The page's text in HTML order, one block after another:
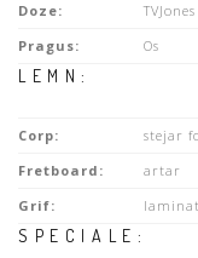
Doze:
Pragus:
Os
LEMN:
Corp:
stejar
Fretboard:
artar
Grif:
SPECIALE: